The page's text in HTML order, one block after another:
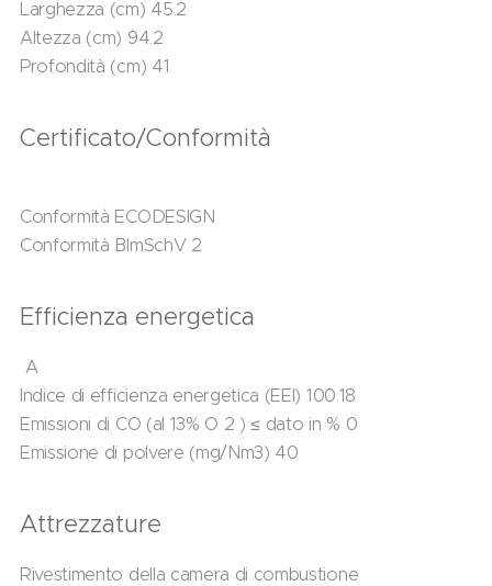
Larghezza (cm) 45.2
Altezza (cm) 94.2
Profondità (cm) 41
Certificato/Conformità
Conformità ECODESIGN
Conformità BImSchV 2
Efficienza energetica
A
Indice di efficienza energetica (EEI) 100.18
Emissioni di CO (al 13% O 2 ) ≤ dato in % 0
Emissione di polvere (mg/Nm3) 40
Attrezzature
Rivestimento della camera di combustione